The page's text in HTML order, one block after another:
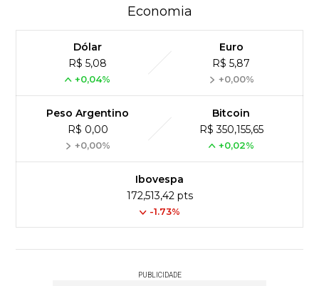
Economia
Dólar
R$ 5,08
+0,04%
Euro
R$ 5,87
+0,00%
Peso Argentino
R$ 0,00
+0,00%
Bitcoin
R$ 350,155,65
+0,02%
Ibovespa
172,513,42 pts
-1.73%
PUBLICIDADE